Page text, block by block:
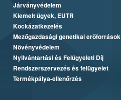
Járványvédelem
Kiemelt ügyek, EUTR
Kockázatkezelés
Mezőgazdasági genetikai erőforrások
Növényvédelem
Nyilvántartási és Felügyeleti Díj
Rendszerszervezés és felügyelet
Termékpálya-ellenőrzés